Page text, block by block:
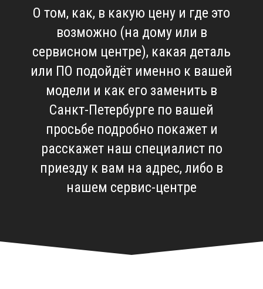
О том, как, в какую цену и где это
возможно (на дому или в
сервисном центре), какая деталь
или ПО подойдёт именно к вашей
модели и как его заменить в
Санкт-Петербурге по вашей
просьбе подробно покажет и
расскажет наш специалист по
приезду к вам на адрес, либо в
нашем сервис-центре